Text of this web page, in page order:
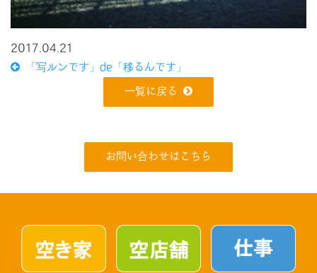
2017.04.21
「写ルンです」de「移るんです」
一覧に戻る
お問い合わせはこちら